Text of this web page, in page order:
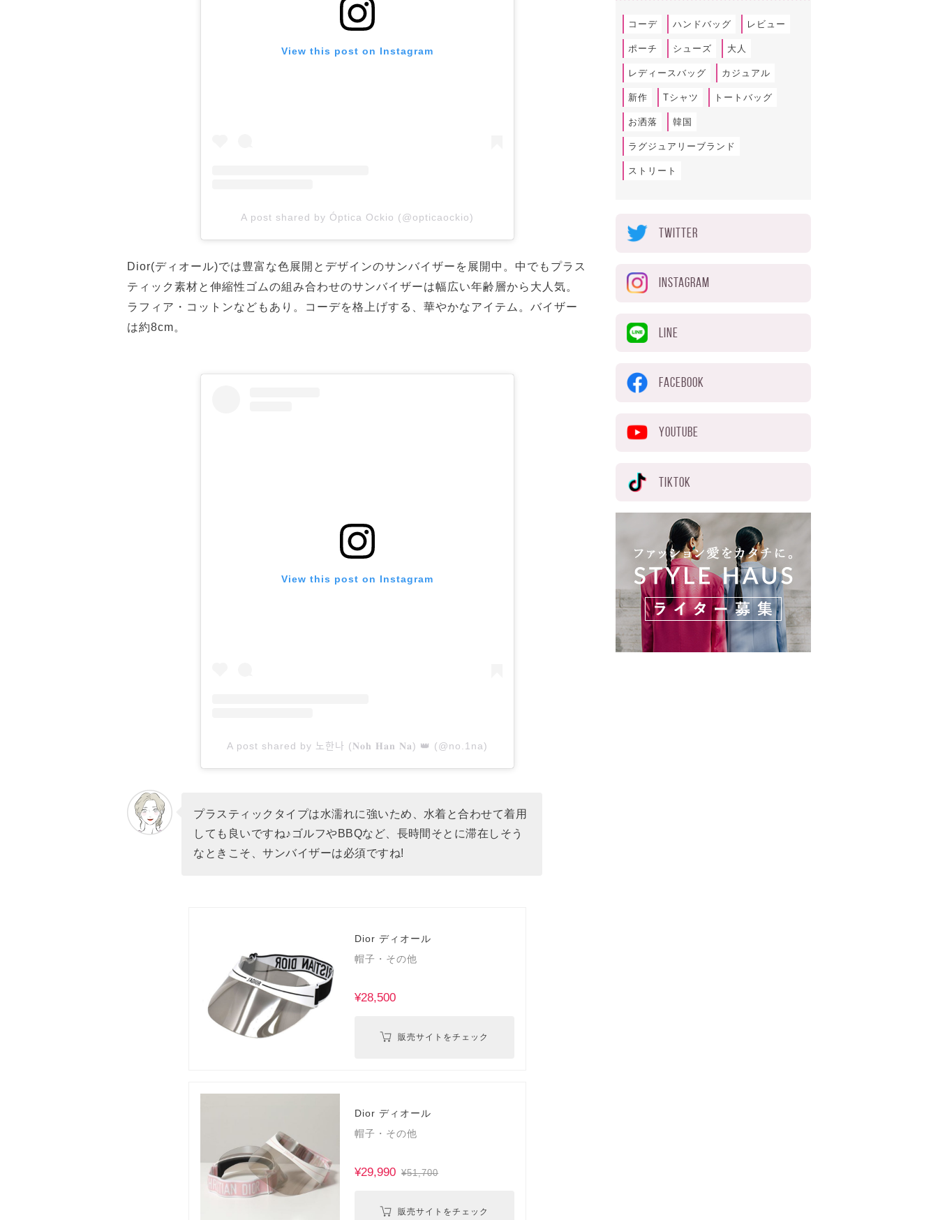
View this post on Instagram
A post shared by Óptica Ockio (@opticaockio)
Dior(ディオール)では豊富な色展開とデザインのサンバイザーを展開中。中でもプラス
ティック素材と伸縮性ゴムの組み合わせのサンバイザーは幅広い年齢層から大人気。
ラフィア・コットンなどもあり。コーデを格上げする、華やかなアイテム。バイザー
は約8cm。
View this post on Instagram
A post shared by 노한나 (𝐍𝐨𝐡 𝐇𝐚𝐧 𝐍𝐚) 👑 (@no.1na)
プラスティックタイプは水濡れに強いため、水着と合わせて着用
しても良いですね♪ゴルフやBBQなど、長時間そとに滞在しそう
なときこそ、サンバイザーは必須ですね!
Dior ディオール
帽子・その他
¥28,500
販売サイトをチェック
Dior ディオール
帽子・その他
¥29,990 ¥51,700
販売サイトをチェック
コーデ ハンドバッグ レビュー
ポーチ シューズ 大人
レディースバッグ カジュアル
新作 Tシャツ トートバッグ
お洒落 韓国
ラグジュアリーブランド
ストリート
TWITTER
INSTAGRAM
LINE
FACEBOOK
YOUTUBE
TIKTOK